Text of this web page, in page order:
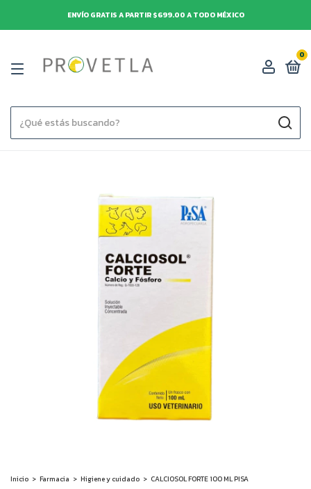
ENVÍO GRATIS A PARTIR $699.00 A TODO MÉXICO
0
Inicio > Farmacia > Higiene y cuidado > CALCIOSOL FORTE 100 ML PISA